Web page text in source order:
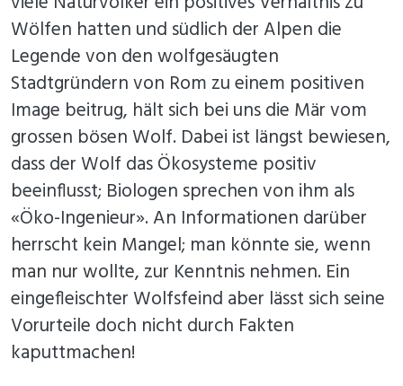
Wölfen hatten und südlich der Alpen die
Legende von den wolfgesäugten
Stadtgründern von Rom zu einem positiven
Image beitrug, hält sich bei uns die Mär vom
grossen bösen Wolf. Dabei ist längst bewiesen,
dass der Wolf das Ökosysteme positiv
beeinflusst; Biologen sprechen von ihm als
«Öko-Ingenieur». An Informationen darüber
herrscht kein Mangel; man könnte sie, wenn
man nur wollte, zur Kenntnis nehmen. Ein
eingefleischter Wolfsfeind aber lässt sich seine
Vorurteile doch nicht durch Fakten
kaputtmachen!